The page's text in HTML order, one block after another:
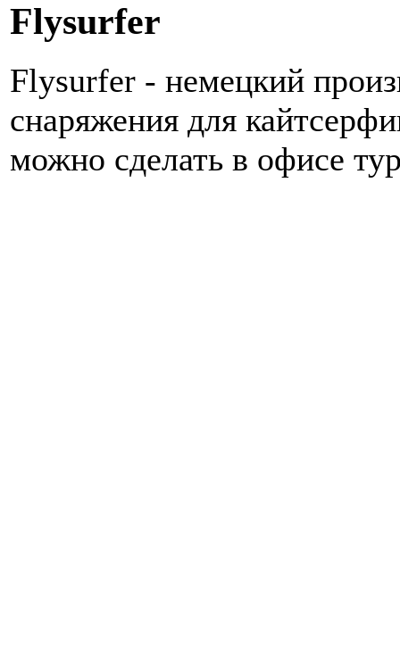
Flysurfer
Flysurfer - немецкий
снаряжения для
можно сделать в офисе